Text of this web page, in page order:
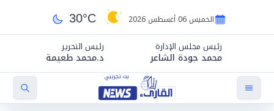
الخميس 06 أغسطس 2026 30°C
رئيس مجلس الإدارة
محمد جودة الشاعر
رئيس التحرير
د.محمد طعيمة